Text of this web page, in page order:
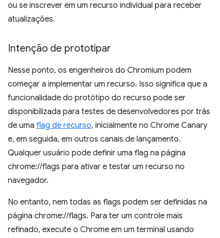
ou se inscrever em um recurso individual para receber
atualizações.
Intenção de prototipar
Nesse ponto, os engenheiros do Chromium podem
começar a implementar um recurso. Isso significa que a
funcionalidade do protótipo do recurso pode ser
disponibilizada para testes de desenvolvedores por trás
de uma flag de recurso, inicialmente no Chrome Canary
e, em seguida, em outros canais de lançamento.
Qualquer usuário pode definir uma flag na página
chrome://flags para ativar e testar um recurso no
navegador.
No entanto, nem todas as flags podem ser definidas na
página chrome://flags. Para ter um controle mais
refinado, execute o Chrome em um terminal usando